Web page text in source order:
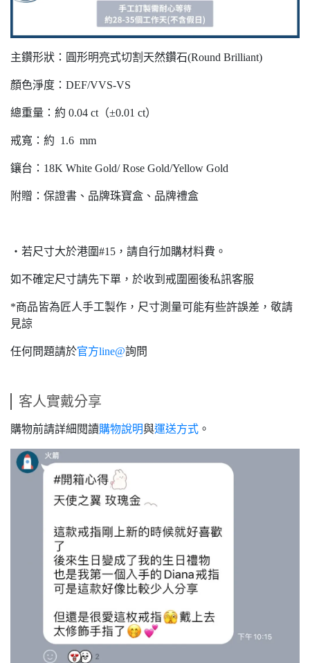
主鑽形狀：圓形明亮式切割天然鑽石(Round Brilliant)
顏色淨度：DEF/VVS-VS
總重量：約 0.04 ct（±0.01 ct）
戒寬：約 1.6 mm
鑲台：18K White Gold/ Rose Gold/Yellow Gold
附贈：保證書、品牌珠寶盒、品牌禮盒
・若尺寸大於港圍#15，請自行加購材料費。
如不確定尺寸請先下單，於收到戒圍圈後私訊客服
*商品皆為匠人手工製作，尺寸測量可能有些許誤差，敬請
見諒
任何問題請於官方line@詢問
客人實戴分享
購物前請詳細閱讀購物說明與運送方式 。